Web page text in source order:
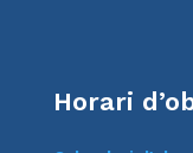
Horari